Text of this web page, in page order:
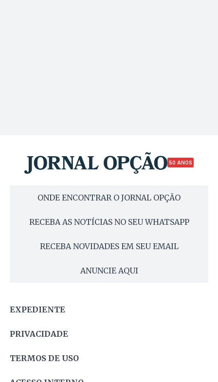
50 ANOS
ONDE ENCONTRAR O JORNAL OPÇÃO
RECEBA AS NOTÍCIAS NO SEU WHATSAPP
RECEBA NOVIDADES EM SEU EMAIL
ANUNCIE AQUI
EXPEDIENTE
PRIVACIDADE
TERMOS DE USO